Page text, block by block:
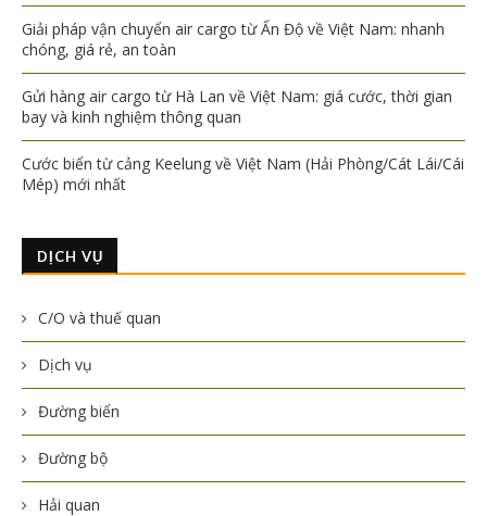
Giải pháp vận chuyển air cargo từ Ấn Độ về Việt Nam: nhanh
chóng, giá rẻ, an toàn
Gửi hàng air cargo từ Hà Lan về Việt Nam: giá cước, thời gian
bay và kinh nghiệm thông quan
Cước biển từ cảng Keelung về Việt Nam (Hải Phòng/Cát Lái/Cái
Mép) mới nhất
DỊCH VỤ
C/O và thuế quan
Dịch vụ
Đường biển
Đường bộ
Hải quan